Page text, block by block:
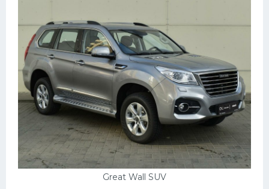
Great Wall SUV
Порше
Самолеты
Корабли
Комплектующие
Тойота
Лодки
Шкода